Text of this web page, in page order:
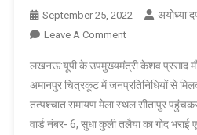
September 25, 2022 अयोध्या
Leave A CommentOn
मुख्यमंत्री
केशव
प्रसाद
मौर्य
लखनऊ:यूपी के उपमुख्यमंत्री केशव प्रसाद
अमानपुर चित्रकूट में जनप्रतिनिधियों से
तत्पश्चात रामायण मेला स्थल सीतापुर
वार्ड नंबर- 6, सुधा कुली तलैया का गोद भराई